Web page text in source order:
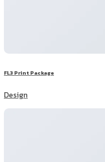
FL3 Print Package
Design